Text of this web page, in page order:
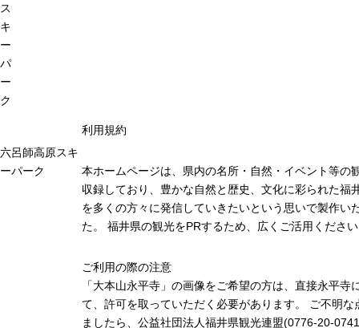
ス
キ
ー
パ
ー
ク
六呂師高原スキ
ーパーク
利用規約
本ホームページは、県内の名所・自然・イベント等の
収録しており、豊かな自然と歴史、文化に彩られた福
を多くの方々に発信していきたいという思いで製作い
た。 福井県の観光をPRするため、広くご活用くださ
ご利用の際の注意
「大本山永平寺」の画像をご希望の方は、直接永平寺
て、許可を取っていただく必要があります。 ご不明な
ましたら、公益社団法人福井県観光連盟(0776-20-